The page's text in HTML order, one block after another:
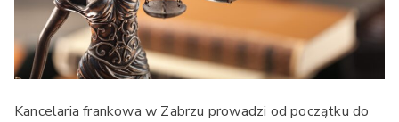
Kancelaria frankowa w Zabrzu prowadzi od początku do